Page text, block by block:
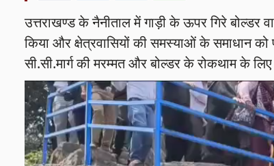
उत्तराखण्ड के नैनीताल में गाड़ी के ऊपर गिरे
किया और क्षेत्रवासियों की समस्याओं के समाधान
सी.सी.मार्ग की मरम्मत और बोल्डर के रोकथाम के लिए